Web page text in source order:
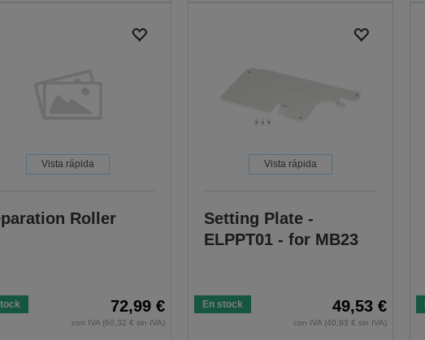
Vista rápida
Roller
72,99 €
con IVA (60,32 € sin IVA)
Vista rápida
Setting Plate -
ELPPT01 - for MB23
En stock 49,53 €
con IVA (40,93 € sin IVA)